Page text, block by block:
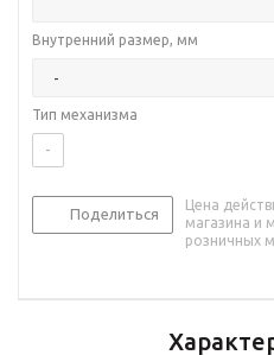
Внутренний размер, мм
Тип механизма
-
Поделиться
Цена
магазина и
розничных